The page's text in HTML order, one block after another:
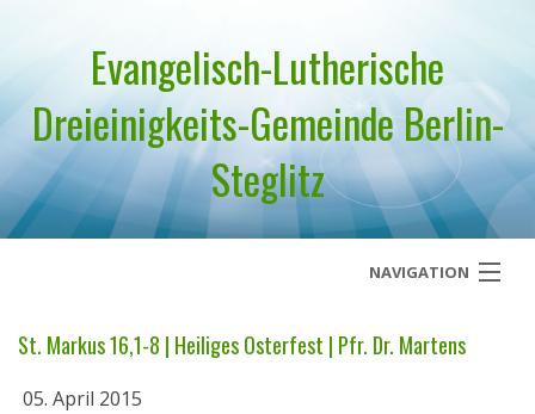
Evangelisch-Lutherische
Dreieinigkeits-Gemeinde Berlin-
Steglitz
NAVIGATION
Über uns
St. Markus 16,1-8 | Heiliges Osterfest | Pfr. Dr. Martens
05. April 2015